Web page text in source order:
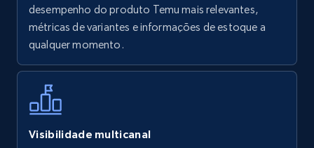
more.
using specific category URL
desempenho do produto Temu mais relevantes,
métricas de variantes e informações de estoque a
qualquer momento.
Visibilidade multicanal